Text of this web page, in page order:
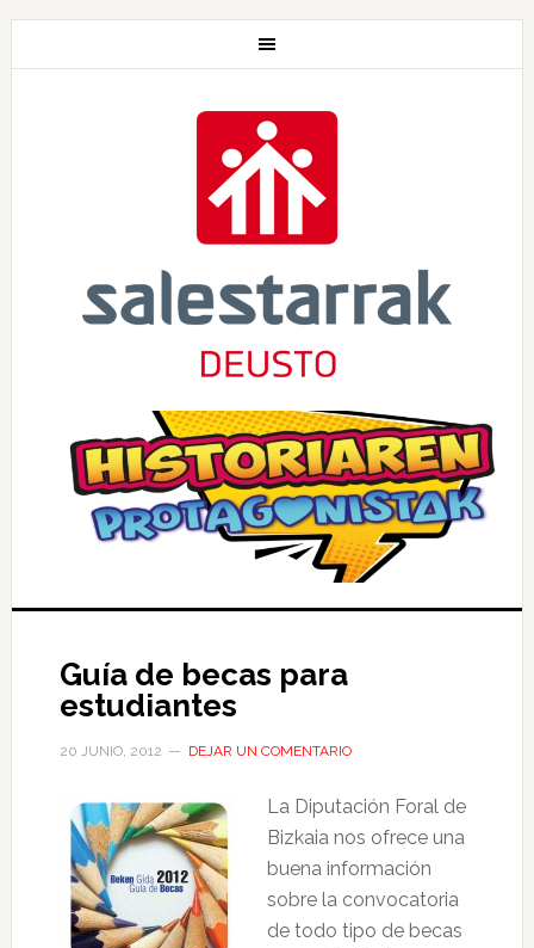
Guía de becas para
estudiantes
20 JUNIO, 2012 DEJAR UN COMENTARIO
La Diputación Foral de
Bizkaia nos ofrece una
buena información
sobre la convocatoria
de todo tipo de becas